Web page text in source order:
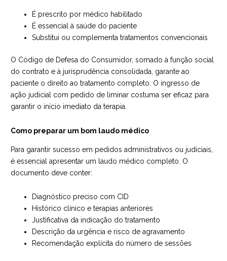
É prescrito por médico habilitado
É essencial à saúde do paciente
Substitui ou complementa tratamentos convencionais
O Código de Defesa do Consumidor, somado à função social
do contrato e à jurisprudência consolidada, garante ao
paciente o direito ao tratamento completo. O ingresso de
ação judicial com pedido de liminar costuma ser eficaz para
garantir o início imediato da terapia.
Como preparar um bom laudo médico
Para garantir sucesso em pedidos administrativos ou judiciais,
é essencial apresentar um laudo médico completo. O
documento deve conter:
Diagnóstico preciso com CID
Histórico clínico e terapias anteriores
Justificativa da indicação do tratamento
Descrição da urgência e risco de agravamento
Recomendação explícita do número de sessões